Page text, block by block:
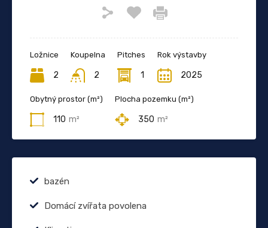
Ložnice
2
Koupelna
2
Pitches
1
Rok výstavby
2025
Obytný prostor (m²)
110 m²
Plocha pozemku (m²)
350 m²
bazén
Domácí zvířata povolena